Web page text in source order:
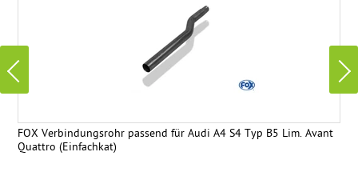
FOX Verbindungsrohr passend für Audi A4 S4 Typ B5 Lim. Avant
Quattro (Einfachkat)